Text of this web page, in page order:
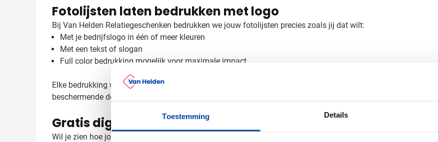
Toestemming Details
Fotolijsten laten bedrukken met logo
Bij Van Helden Relatiegeschenken bedrukken we jouw fotolijsten precies zoals jij dat wilt:
Met je bedrijfslogo in één of meer kleuren
Met een tekst of slogan
Full color bedrukking mogelijk voor maximale impact
Elke bedrukking wordt zorgvuldig aangebracht, zodat je logo optimaal tot zijn recht komt op het aluminium
beschermende doos geleverd.
Gratis digitaal voorbeeld van je bedrukte fotolijst
Wil je zien hoe jouw logo eruit ziet op de Mémoire fotolijst? Vraag een gratis digitaal voorbeeld aan en je